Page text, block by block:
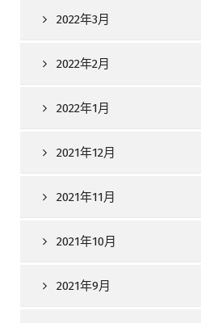
2022年3月
2022年2月
2022年1月
2021年12月
2021年11月
2021年10月
2021年9月